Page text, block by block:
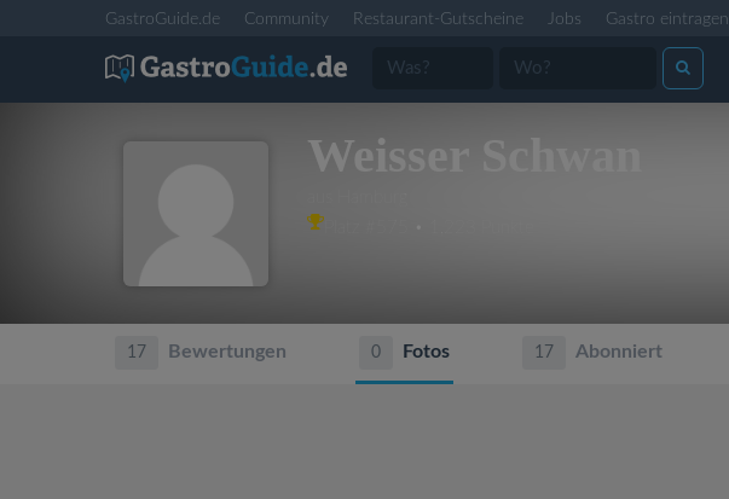
GastroGuide.de Community Restaurant-Gutscheine Jobs Gastro eintragen
Weisser Schwan
17 Bewertungen 0 Fotos 17 Abonniert